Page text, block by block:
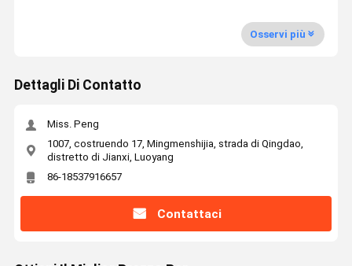
Osservi più
Dettagli Di Contatto
Miss. Peng
1007, costruendo 17, Mingmenshijia, strada di Qingdao,
distretto di Jianxi, Luoyang
86-18537916657
Contattaci